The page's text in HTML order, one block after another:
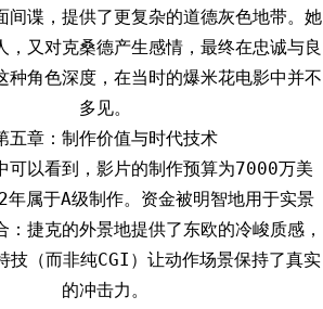
间谍，提供了更复杂的道德灰色地带。她
，又对克桑德产生感情，最终在忠诚与良
种角色深度，在当时的爆米花电影中并不
多见。
五章：制作价值与时代技术
可以看到，影片的制作预算为7000万美
属于A级制作。资金被明智地用于实景
：捷克的外景地提供了东欧的冷峻质感，
技（而非纯CGI）让动作场景保持了真实
的冲击力。